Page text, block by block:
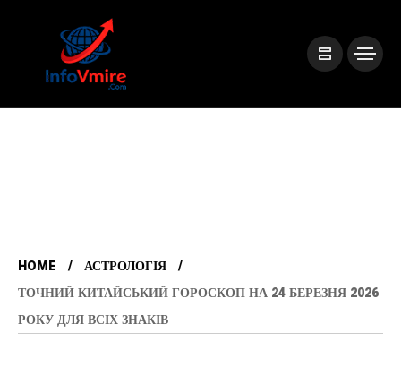
HOME
АСТРОЛОГІЯ
ТОЧНИЙ КИТАЙСЬКИЙ ГОРОСКОП НА 24 БЕРЕЗНЯ 2026
РОКУ ДЛЯ ВСІХ ЗНАКІВ